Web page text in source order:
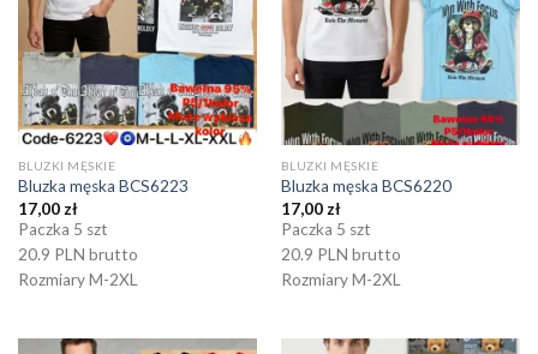
BLUZKI MĘSKIE
Bluzka męska BCS6223
17,00 zł
Paczka 5 szt
20.9 PLN brutto
Rozmiary M-2XL
BLUZKI MĘSKIE
Bluzka męska BCS6220
17,00 zł
Paczka 5 szt
20.9 PLN brutto
Rozmiary M-2XL